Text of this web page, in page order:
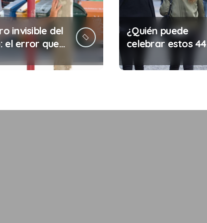
invisible del
el error que
cada 30
en tu trabajo
¿Quién puede
celebrar estos 44